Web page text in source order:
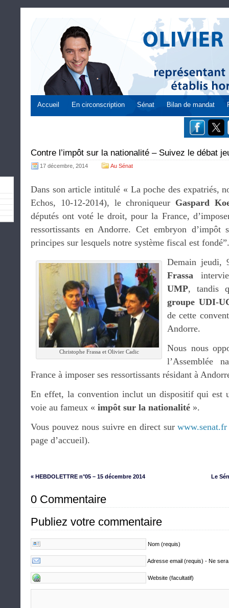
Accueil En circonscription Sénat Bilan de mandat
Contre l’impôt sur la nationalité – Suivez le débat
17 décembre, 2014 Au Sénat
Dans son article intitulé « La poche des expatriés,
Echos, 10-12-2014), le chroniqueur Gaspard
députés ont voté le droit, pour la France,
ressortissants en Andorre. Cet embryon
principes sur lesquels notre système fiscal est fondé”.
Christophe Frassa et Olivier Cadic
Demain jeudi,
Frassa
UMP, tandis
groupe UDI-
de cette
Andorre.
Nous nous
l’Assemblée
France à imposer ses ressortissants résidant à
En effet, la convention inclut un dispositif qui est
voie au fameux « impôt sur la nationalité ».
Vous pouvez nous suivre en direct surwww.senat.fr
page d’accueil).
« HEBDOLETTRE n°05 – 15 décembre 2014 Le
0 Commentaire
Publiez votre commentaire
Nom (requis)
Adresse email (requis) - Ne
Website (facultatif)